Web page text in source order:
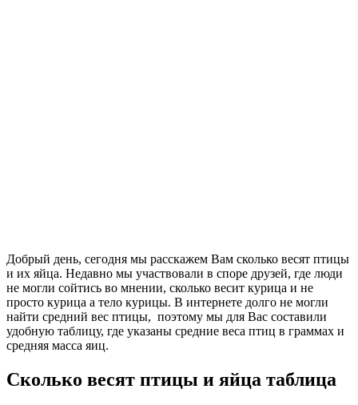
Добрый день, сегодня мы расскажем Вам сколько весят птицы
и их яйца. Недавно мы участвовали в споре друзей, где люди
не могли сойтись во мнении, сколько весит курица и не
просто курица а тело курицы. В интернете долго не могли
найти средний вес птицы, поэтому мы для Вас составили
удобную таблицу, где указаны средние веса птиц в граммах и
средняя масса яиц.
Сколько весят птицы и яйца таблица